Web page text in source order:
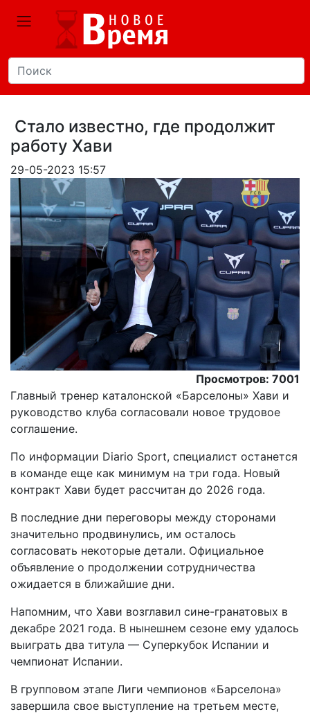
Стало известно, где продолжит
работу Хави
29-05-2023 15:57
Просмотров: 7001
Главный тренер каталонской «Барселоны» Хави и
руководство клуба согласовали новое трудовое
соглашение.
По информации Diario Sport, специалист останется
в команде еще как минимум на три года. Новый
контракт Хави будет рассчитан до 2026 года.
В последние дни переговоры между сторонами
значительно продвинулись, им осталось
согласовать некоторые детали. Официальное
объявление о продолжении сотрудничества
ожидается в ближайшие дни.
Напомним, что Хави возглавил сине-гранатовых в
декабре 2021 года. В нынешнем сезоне ему удалось
выиграть два титула — Суперкубок Испании и
чемпионат Испании.
В групповом этапе Лиги чемпионов «Барселона»
завершила свое выступление на третьем месте,